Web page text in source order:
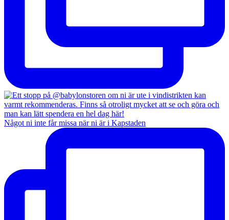
Något ni inte får missa när ni är i Kapstaden